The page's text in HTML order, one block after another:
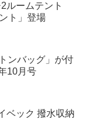
ルームテント
ト」登場
ンバッグ」が付
10月号
ベック 撥水収納